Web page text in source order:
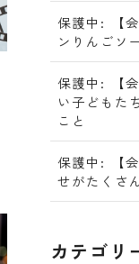
保護中: 【
ンりんごソ
保護中: 【
い子どもた
こと
保護中: 【
せがたくさ
カテゴリ